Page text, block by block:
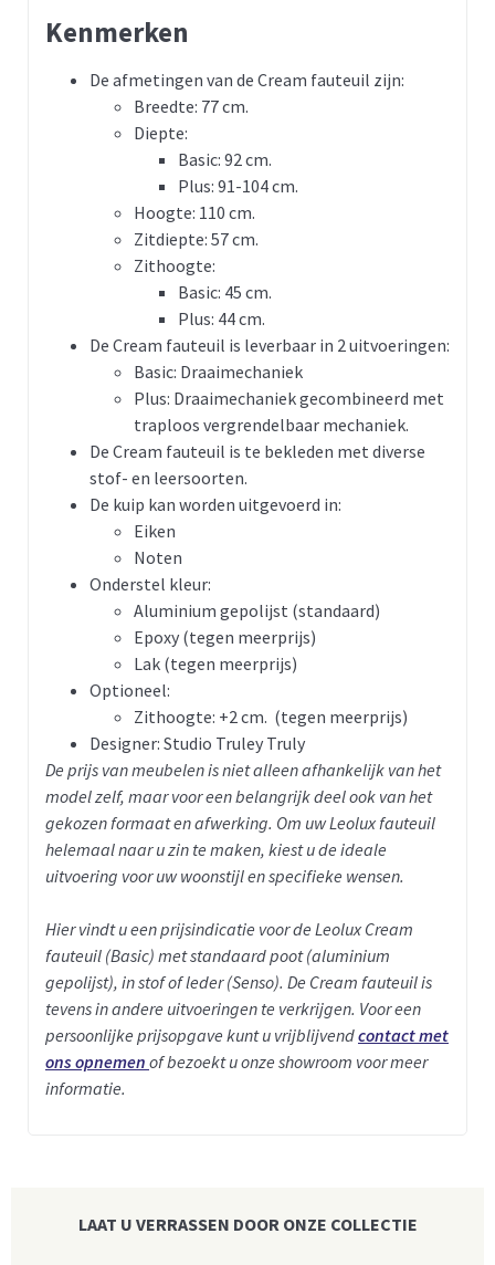
Kenmerken
De afmetingen van de Cream fauteuil zijn:
Breedte: 77 cm.
Diepte:
Basic: 92 cm.
Plus: 91-104 cm.
Hoogte: 110 cm.
Zitdiepte: 57 cm.
Zithoogte:
Basic: 45 cm.
Plus: 44 cm.
De Cream fauteuil is leverbaar in 2 uitvoeringen:
Basic: Draaimechaniek
Plus: Draaimechaniek gecombineerd met
traploos vergrendelbaar mechaniek.
De Cream fauteuil is te bekleden met diverse
stof- en leersoorten.
De kuip kan worden uitgevoerd in:
Eiken
Noten
Onderstel kleur:
Aluminium gepolijst (standaard)
Epoxy (tegen meerprijs)
Lak (tegen meerprijs)
Optioneel:
Zithoogte: +2 cm. (tegen meerprijs)
Designer: Studio Truley Truly
De prijs van meubelen is niet alleen afhankelijk van het
model zelf, maar voor een belangrijk deel ook van het
gekozen formaat en afwerking. Om uw Leolux fauteuil
helemaal naar u zin te maken, kiest u de ideale
uitvoering voor uw woonstijl en specifieke wensen.
Hier vindt u een prijsindicatie voor de Leolux Cream
fauteuil (Basic) met standaard poot (aluminium
gepolijst), in stof of leder (Senso). De Cream fauteuil is
tevens in andere uitvoeringen te verkrijgen. Voor een
persoonlijke prijsopgave kunt u vrijblijvendcontact met
ons opnemen of bezoekt u onze showroom voor meer
informatie.
LAAT U VERRASSEN DOOR ONZE COLLECTIE